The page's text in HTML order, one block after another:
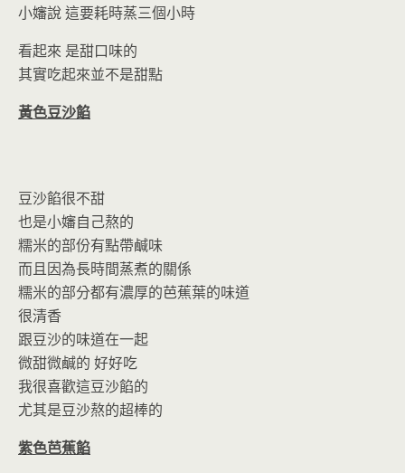
小嬸說 這要耗時蒸三個小時
看起來 是甜口味的
其實吃起來並不是甜點
黃色豆沙餡
豆沙餡很不甜
也是小嬸自己熬的
糯米的部份有點帶鹹味
而且因為長時間蒸煮的關係
糯米的部分都有濃厚的芭蕉葉的味道
很清香
跟豆沙的味道在一起
微甜微鹹的 好好吃
我很喜歡這豆沙餡的
尤其是豆沙熬的超棒的
紫色芭蕉餡